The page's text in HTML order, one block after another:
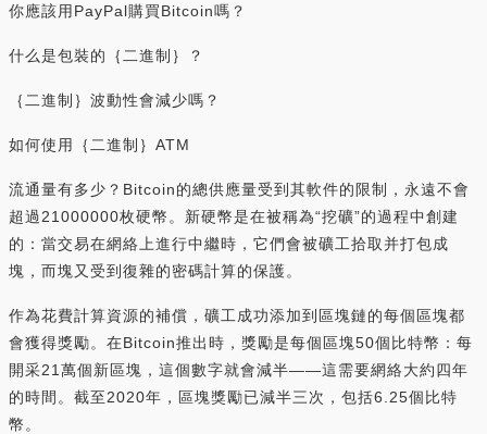
你應該用PayPal購買Bitcoin嗎？
什么是包裝的｛二進制｝？
｛二進制｝波動性會減少嗎？
如何使用｛二進制｝ATM
流通量有多少？Bitcoin的總供應量受到其軟件的限制，永遠不會
超過21000000枚硬幣。新硬幣是在被稱為“挖礦”的過程中創建
的：當交易在網絡上進行中繼時，它們會被礦工拾取并打包成
塊，而塊又受到復雜的密碼計算的保護。
作為花費計算資源的補償，礦工成功添加到區塊鏈的每個區塊都
會獲得獎勵。在Bitcoin推出時，獎勵是每個區塊50個比特幣：每
開采21萬個新區塊，這個數字就會減半——這需要網絡大約四年
的時間。截至2020年，區塊獎勵已減半三次，包括6.25個比特
幣。